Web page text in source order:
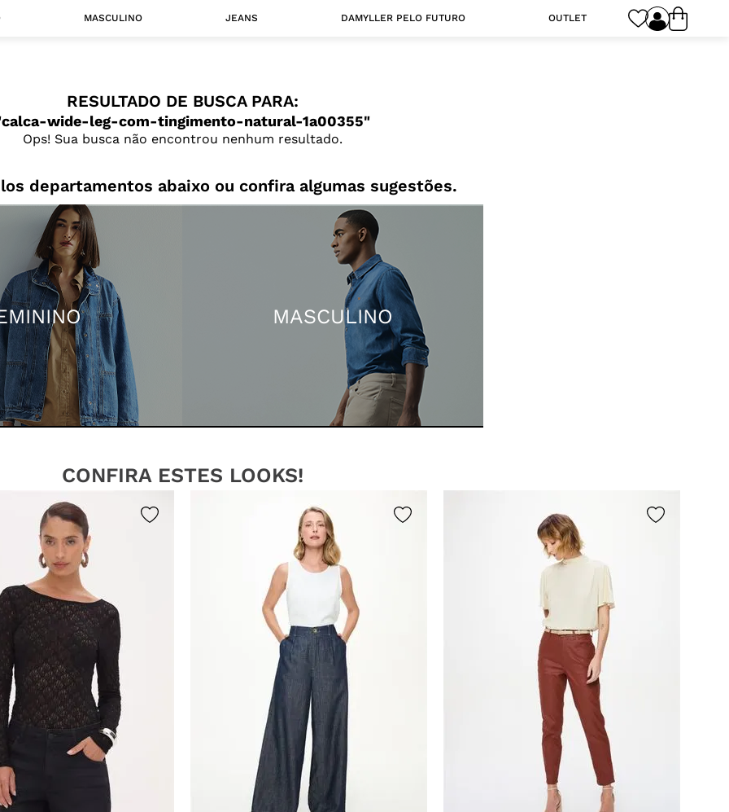
MASCULINO JEANS
Camisas
Jaquetas
DAMYLLER PELO FUTURO OUTLET
RESULTADO DE BUSCA PARA:
calca-wide-leg-com-tingimento-natural-1a00355
Ops! Sua busca não encontrou nenhum resultado.
departamentos abaixo ou confira algumas sugestões.
MASCULINO
CONFIRA ESTES LOOKS!